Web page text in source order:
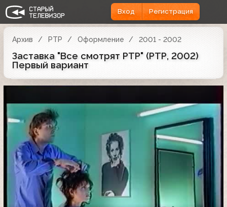
Вход Регистрация
Архив РТР Оформление 2001 - 2002
Заставка "Все смотрят РТР" (РТР, 2002)
Первый вариант